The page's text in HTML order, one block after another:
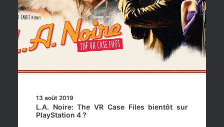
13 août 2019
L.A. Noire: The VR Case Files bientôt sur
PlayStation 4 ?